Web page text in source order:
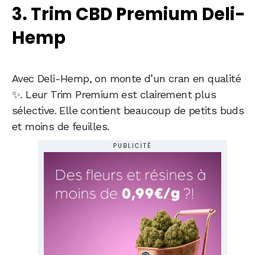
3. Trim CBD Premium Deli-
Hemp
Avec Deli-Hemp, on monte d’un cran en qualité
✨. Leur Trim Premium est clairement plus
sélective. Elle contient beaucoup de petits buds
et moins de feuilles.
PUBLICITÉ